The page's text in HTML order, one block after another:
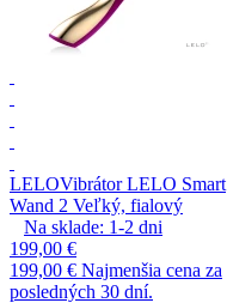
LELOVibrátor LELO Smart
Wand 2 Veľký, fialový
Na sklade: 1-2 dni
199,00 €
199,00 € Najmenšia cena za
posledných 30 dní.